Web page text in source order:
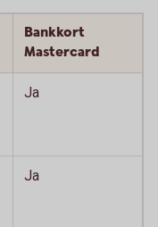
Bankkort
Mastercard
Ja
Ja